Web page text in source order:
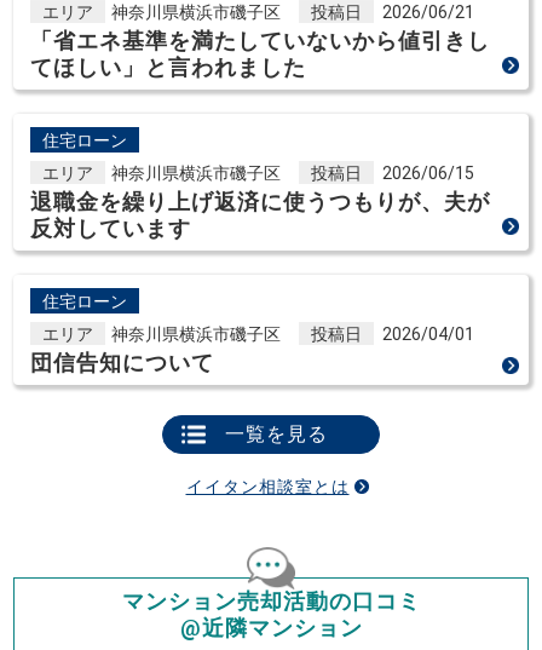
エリア
神奈川県横浜市磯子区 投稿日 2026/06/21
「省エネ基準を満たしていないから値引きし
てほしい」と言われました
住宅ローン
エリア
神奈川県横浜市磯子区 投稿日 2026/06/15
退職金を繰り上げ返済に使うつもりが、夫が
反対しています
住宅ローン
エリア
神奈川県横浜市磯子区 投稿日 2026/04/01
団信告知について
一覧を見る
イイタン相談室とは
マンション売却活動の口コミ
@近隣マンション